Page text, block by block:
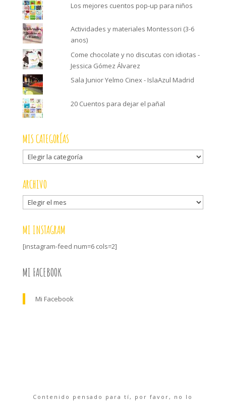
Los mejores cuentos pop-up para niños
Actividades y materiales Montessori (3-6
anos)
Come chocolate y no discutas con idiotas -
Jessica Gómez Álvarez
Sala Junior Yelmo Cinex - IslaAzul Madrid
20 Cuentos para dejar el pañal
MIS CATEGORÍAS
Mis
categorías
ARCHIVO
Archivo
MI INSTAGRAM
[instagram-feed num=6 cols=2]
MI FACEBOOK
Mi Facebook
Contenido pensado para tí, por favor, no lo